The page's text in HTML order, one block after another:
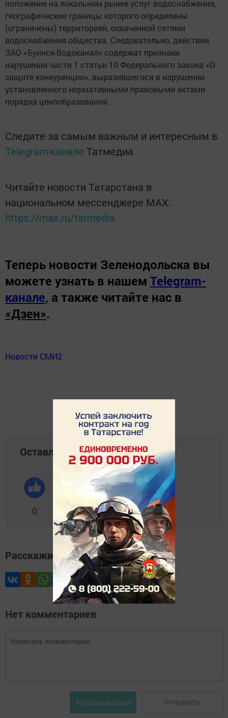
положение на локальном рынке услуг водоснабжения,
географические границы которого определены
(ограничены) территорией, охваченной сетями
водоснабжения общества. Следовательно, действия
ЗАО «Буинск-Водоканал» содержат признаки
нарушения части 1 статьи 10 Федерального закона «О
защите конкуренции», выразившегося в нарушении
установленного нормативными правовыми актами
порядка ценообразования.
Следите за самым важным и интересным в
Telegram-канале Татмедиа
Читайте новости Татарстана в
национальном мессенджере MАХ:
https://max.ru/tatmedia
Теперь новости Зеленодольска вы
можете узнать в нашем Telegram-
канале, а также читайте нас в
«Дзен».
Новости СМИ2
Оставляйте реакции
0 0 0 0 0
Расскажите друзьям
Нет комментариев
Авторизоваться Отправить